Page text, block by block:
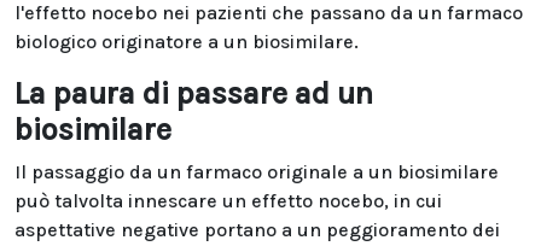
l'effetto nocebo nei pazienti che passano da un farmaco
biologico originatore a un biosimilare.
La paura di passare ad un
biosimilare
Il passaggio da un farmaco originale a un biosimilare
può talvolta innescare un effetto nocebo, in cui
aspettative negative portano a un peggioramento dei